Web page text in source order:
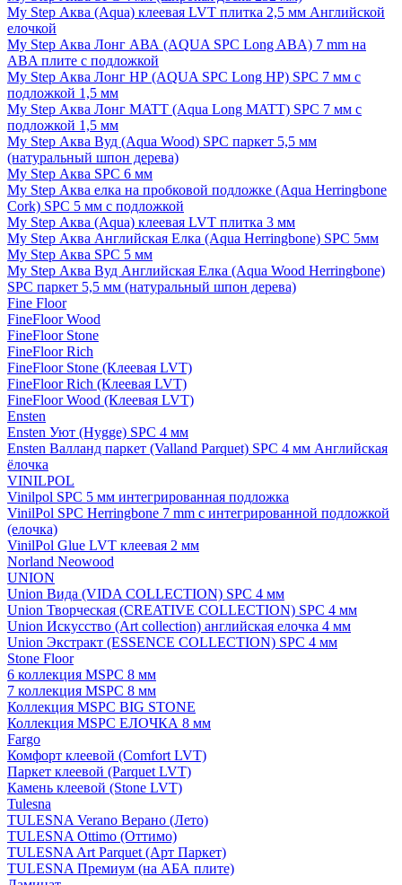
My Step Аква (Aqua) клеевая LVT плитка 2,5 мм Английской
елочкой
My Step Аква Лонг АВА (AQUA SPC Long ABA) 7 mm на
ABA плите с подложкой
My Step Аква Лонг НР (AQUA SPC Long HP) SPC 7 мм с
подложкой 1,5 мм
My Step Аква Лонг MATT (Aqua Long MATT) SPC 7 мм с
подложкой 1,5 мм
My Step Аква Вуд (Aqua Wood) SPC паркет 5,5 мм
(натуральный шпон дерева)
My Step Аква SPC 6 мм
My Step Аква елка на пробковой подложке (Aqua Herringbone
Cork) SPC 5 мм с подложкой
My Step Аква (Aqua) клеевая LVT плитка 3 мм
My Step Аква Английская Елка (Aqua Herringbone) SPC 5мм
My Step Аква SPC 5 мм
My Step Аква Вуд Английская Елка (Aqua Wood Herringbone)
SPC паркет 5,5 мм (натуральный шпон дерева)
Fine Floor
FineFloor Wood
FineFloor Stone
FineFloor Rich
FineFloor Stone (Клеевая LVT)
FineFloor Rich (Клеевая LVT)
FineFloor Wood (Клеевая LVT)
Ensten
Ensten Уют (Hygge) SPC 4 мм
Ensten Валланд паркет (Valland Parquet) SPC 4 мм Английская
ёлочка
VINILPOL
Vinilpol SPC 5 мм интегрированная подложка
VinilPol SPC Herringbone 7 mm с интегрированной подложкой
(елочка)
VinilPol Glue LVT клеевая 2 мм
Norland Neowood
UNION
Union Вида (VIDA COLLECTION) SPC 4 мм
Union Творческая (CREATIVE COLLECTION) SPC 4 мм
Union Искусство (Art collection) английская елочка 4 мм
Union Экстракт (ESSENCE COLLECTION) SPC 4 мм
Stone Floor
6 коллекция MSPC 8 мм
7 коллекция MSPC 8 мм
Коллекция MSPC BIG STONE
Коллекция MSPC ЕЛОЧКА 8 мм
Fargo
Комфорт клеевой (Comfort LVT)
Паркет клеевой (Parquet LVT)
Камень клеевой (Stone LVT)
Tulesna
TULESNA Verano Верано (Лето)
TULESNA Ottimo (Оттимо)
TULESNA Art Parquet (Арт Паркет)
TULESNA Премиум (на АБА плите)